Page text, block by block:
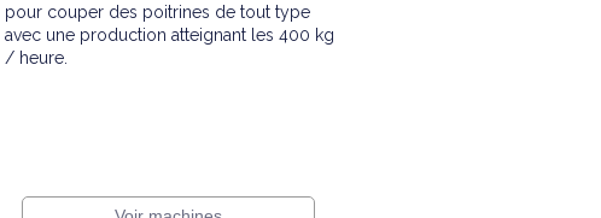
pour couper des poitrines de tout type
avec une production atteignant les 400 kg
/ heure.